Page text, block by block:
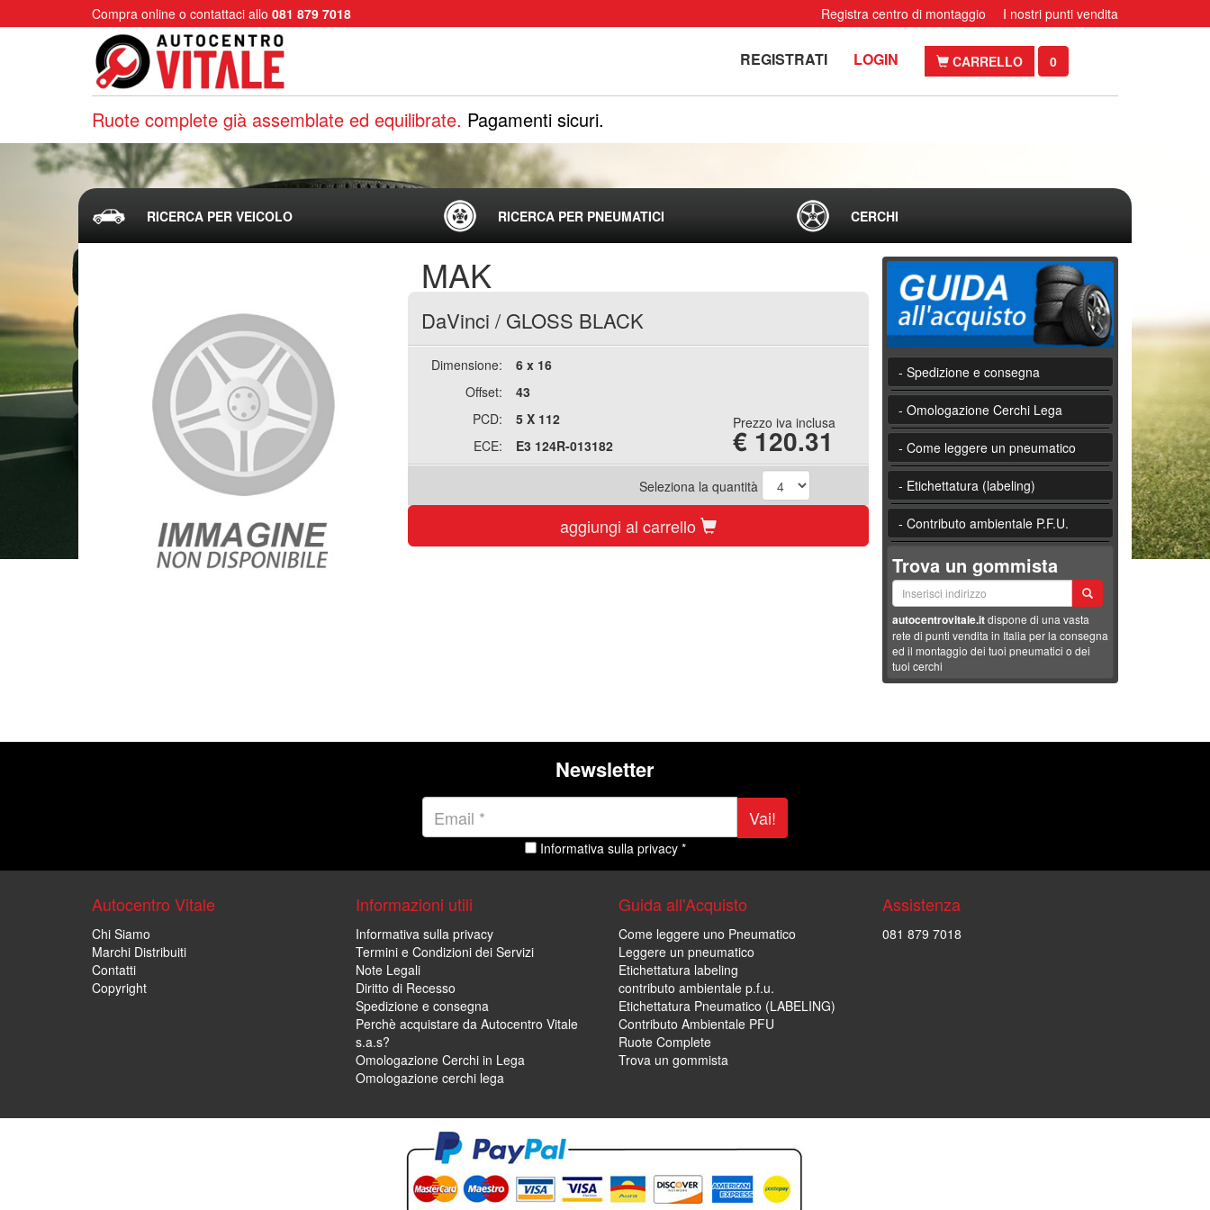
Compra online o contattaci allo 081 879 7018 Registra centro di montaggio I nostri punti vendita
REGISTRATI LOGIN CARRELLO 0
Ruote complete già assemblate ed equilibrate. Pagamenti sicuri.
RICERCA PER VEICOLO RICERCA PER PNEUMATICI CERCHI
MAK
DaVinci / GLOSS BLACK
Dimensione:
6 x 16
Offset:
43
PCD:
5 X 112
ECE:
E3 124R-013182
Prezzo iva inclusa
€ 120.31
Seleziona la quantità
aggiungi al carrello
- Spedizione e consegna
- Omologazione Cerchi Lega
- Come leggere un pneumatico
- Etichettatura (labeling)
- Contributo ambientale P.F.U.
Trova un gommista
autocentrovitale.itdispone di una vasta
rete di punti vendita in Italia per la consegna
ed il montaggio dei tuoi pneumatici o dei
tuoi cerchi
Newsletter
Vai!
Informativa sulla privacy *
Autocentro Vitale
Chi Siamo
Marchi Distribuiti
Contatti
Copyright
Informazioni utili
Informativa sulla privacy
Termini e Condizioni dei Servizi
Note Legali
Diritto di Recesso
Spedizione e consegna
Perchè acquistare da Autocentro Vitale
s.a.s?
Omologazione Cerchi in Lega
Omologazione cerchi lega
Guida all'Acquisto
Come leggere uno Pneumatico
Leggere un pneumatico
Etichettatura labeling
contributo ambientale p.f.u.
Etichettatura Pneumatico (LABELING)
Contributo Ambientale PFU
Ruote Complete
Trova un gommista
Assistenza
081 879 7018